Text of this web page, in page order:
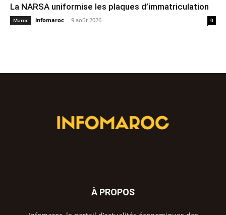
La NARSA uniformise les plaques d’immatriculation
Maroc infomaroc - 9 août 2026 0
À PROPOS